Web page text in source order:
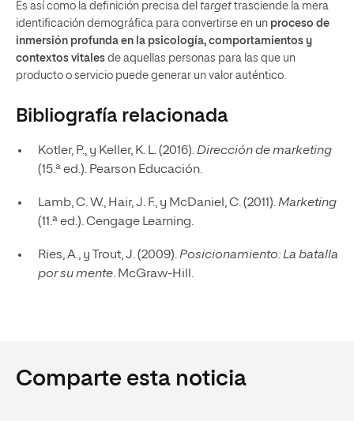
Es así como la definición precisa del target trasciende la mera
identificación demográfica para convertirse en un proceso de
inmersión profunda en la psicología, comportamientos y
contextos vitales de aquellas personas para las que un
producto o servicio puede generar un valor auténtico.
Bibliografía relacionada
Kotler, P., y Keller, K. L. (2016).Dirección de marketing
(15.ª ed.). Pearson Educación.
Lamb, C. W., Hair, J. F., y McDaniel, C. (2011).Marketing
(11.ª ed.). Cengage Learning.
Ries, A., y Trout, J. (2009).Posicionamiento: La batalla
por su mente. McGraw-Hill.
Comparte esta noticia